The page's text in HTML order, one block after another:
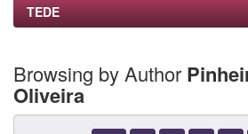
TEDE
Browsing by Author
Oliveira